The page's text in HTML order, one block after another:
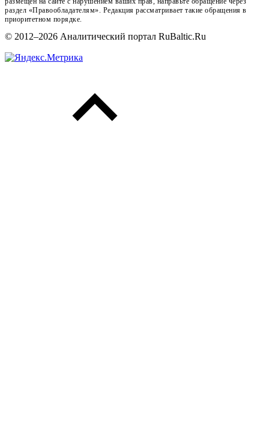
раздел «Правообладателям». Редакция рассматривает такие обращения в
приоритетном порядке.
© 2012–2026 Аналитический портал RuBaltic.Ru